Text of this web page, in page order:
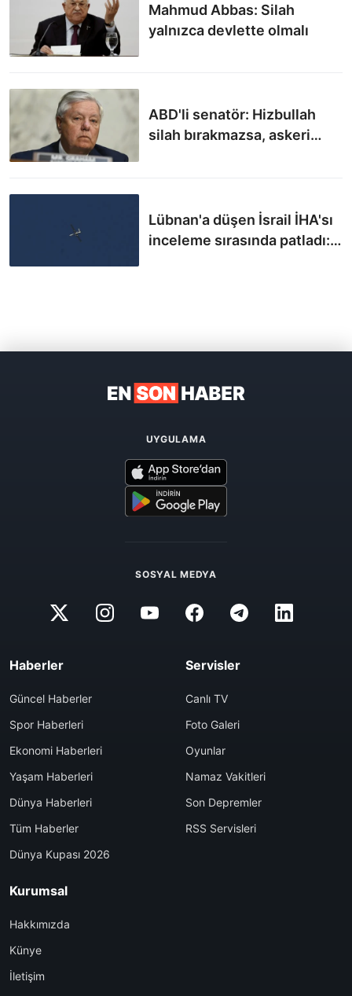
Mahmud Abbas: Silah
yalnızca devlette olmalı
ABD'li senatör: Hizbullah
silah bırakmazsa, askeri
Lübnan'a düşen İsrail İHA'sı
inceleme sırasında patladı: 2
UYGULAMA
SOSYAL MEDYA
Haberler
Güncel Haberler
Spor Haberleri
Ekonomi Haberleri
Yaşam Haberleri
Dünya Haberleri
Tüm Haberler
Dünya Kupası 2026
Servisler
Canlı TV
Foto Galeri
Oyunlar
Namaz Vakitleri
Son Depremler
RSS Servisleri
Kurumsal
Hakkımızda
Künye
İletişim